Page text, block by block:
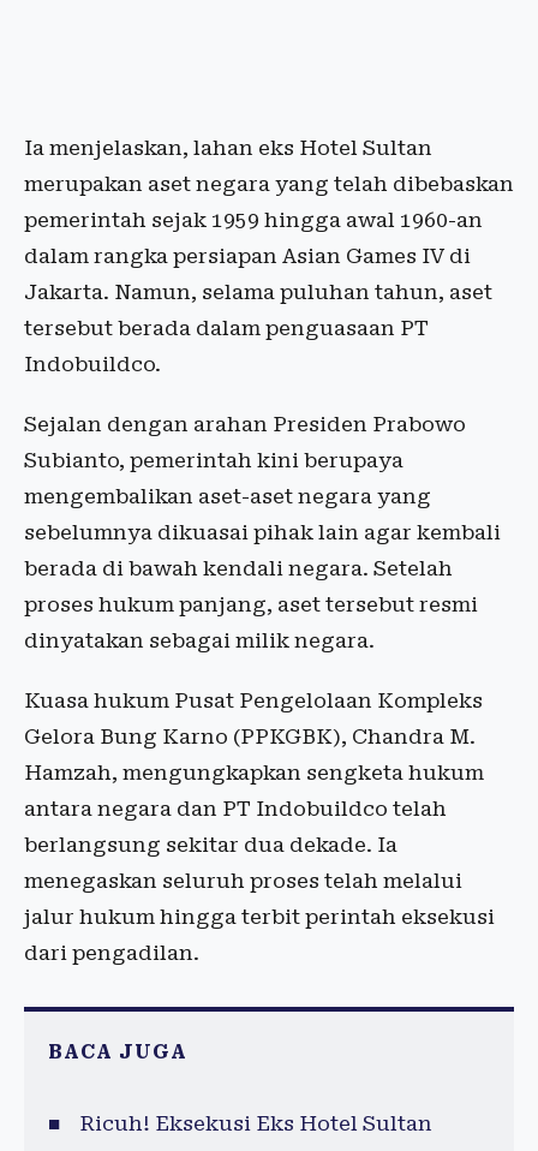
Ia menjelaskan, lahan eks Hotel Sultan
merupakan aset negara yang telah dibebaskan
pemerintah sejak 1959 hingga awal 1960-an
dalam rangka persiapan Asian Games IV di
Jakarta. Namun, selama puluhan tahun, aset
tersebut berada dalam penguasaan PT
Indobuildco.
Sejalan dengan arahan Presiden Prabowo
Subianto, pemerintah kini berupaya
mengembalikan aset-aset negara yang
sebelumnya dikuasai pihak lain agar kembali
berada di bawah kendali negara. Setelah
proses hukum panjang, aset tersebut resmi
dinyatakan sebagai milik negara.
Kuasa hukum Pusat Pengelolaan Kompleks
Gelora Bung Karno (PPKGBK), Chandra M.
Hamzah, mengungkapkan sengketa hukum
antara negara dan PT Indobuildco telah
berlangsung sekitar dua dekade. Ia
menegaskan seluruh proses telah melalui
jalur hukum hingga terbit perintah eksekusi
dari pengadilan.
BACA JUGA
Ricuh! Eksekusi Eks Hotel Sultan